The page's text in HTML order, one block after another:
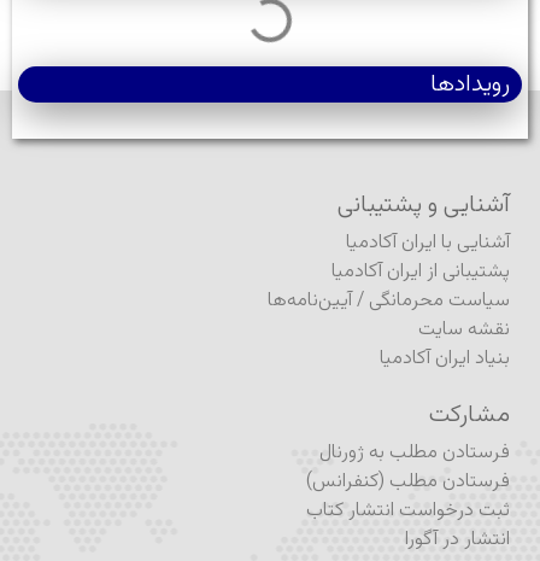
رویدادها
آشنایی و پشتیبانی
آشنایی با ایران آکادمیا
پشتیبانی از ایران آکادمیا
سیاست محرمانگی/آیین‌نامه‌ها
نقشه سایت